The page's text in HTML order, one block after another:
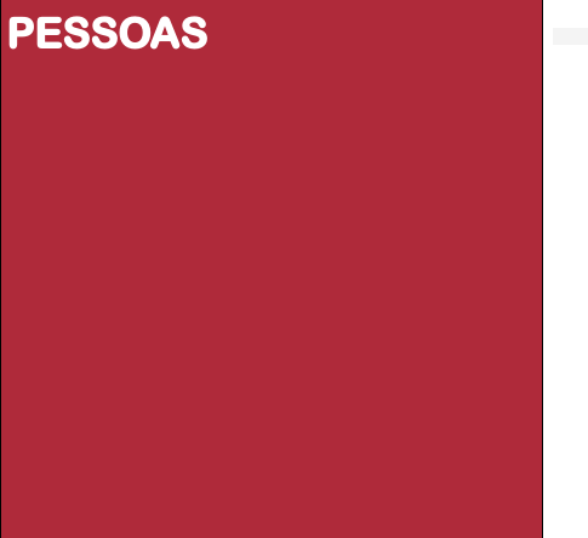
PESSOAS